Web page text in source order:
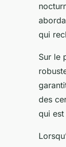
qui
Sur le
des
qui est